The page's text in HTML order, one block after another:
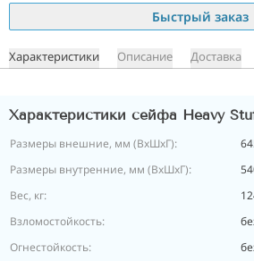
Быстрый заказ
Характеристики Описание Доставка
Характеристики сейфа Heavy
Размеры внешние, мм (ВхШхГ):
Размеры внутренние, мм (ВхШхГ):
Вес, кг:
Взломостойкость:
Огнестойкость: